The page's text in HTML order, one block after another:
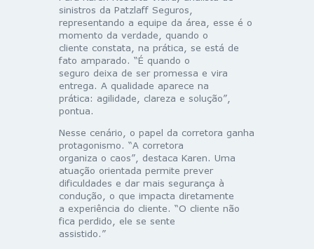
sinistros da Patzlaff Seguros,
representando a equipe da área, esse é o
momento da verdade, quando o
cliente constata, na prática, se está de
fato amparado. “É quando o
seguro deixa de ser promessa e vira
entrega. A qualidade aparece na
prática: agilidade, clareza e solução”,
pontua.
Nesse cenário, o papel da corretora ganha
protagonismo. “A corretora
organiza o caos”, destaca Karen. Uma
atuação orientada permite prever
dificuldades e dar mais segurança à
condução, o que impacta diretamente
a experiência do cliente. “O cliente não
fica perdido, ele se sente
assistido.”